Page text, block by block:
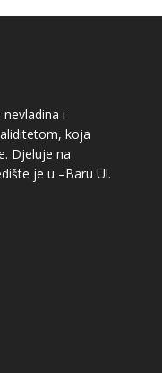
i
koja
Djeluje na
je u –Baru Ul.